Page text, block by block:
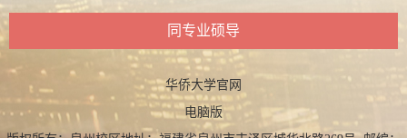
同专业硕导
华侨大学官网
电脑版